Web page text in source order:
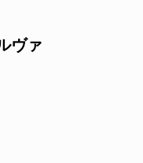
ヴァ